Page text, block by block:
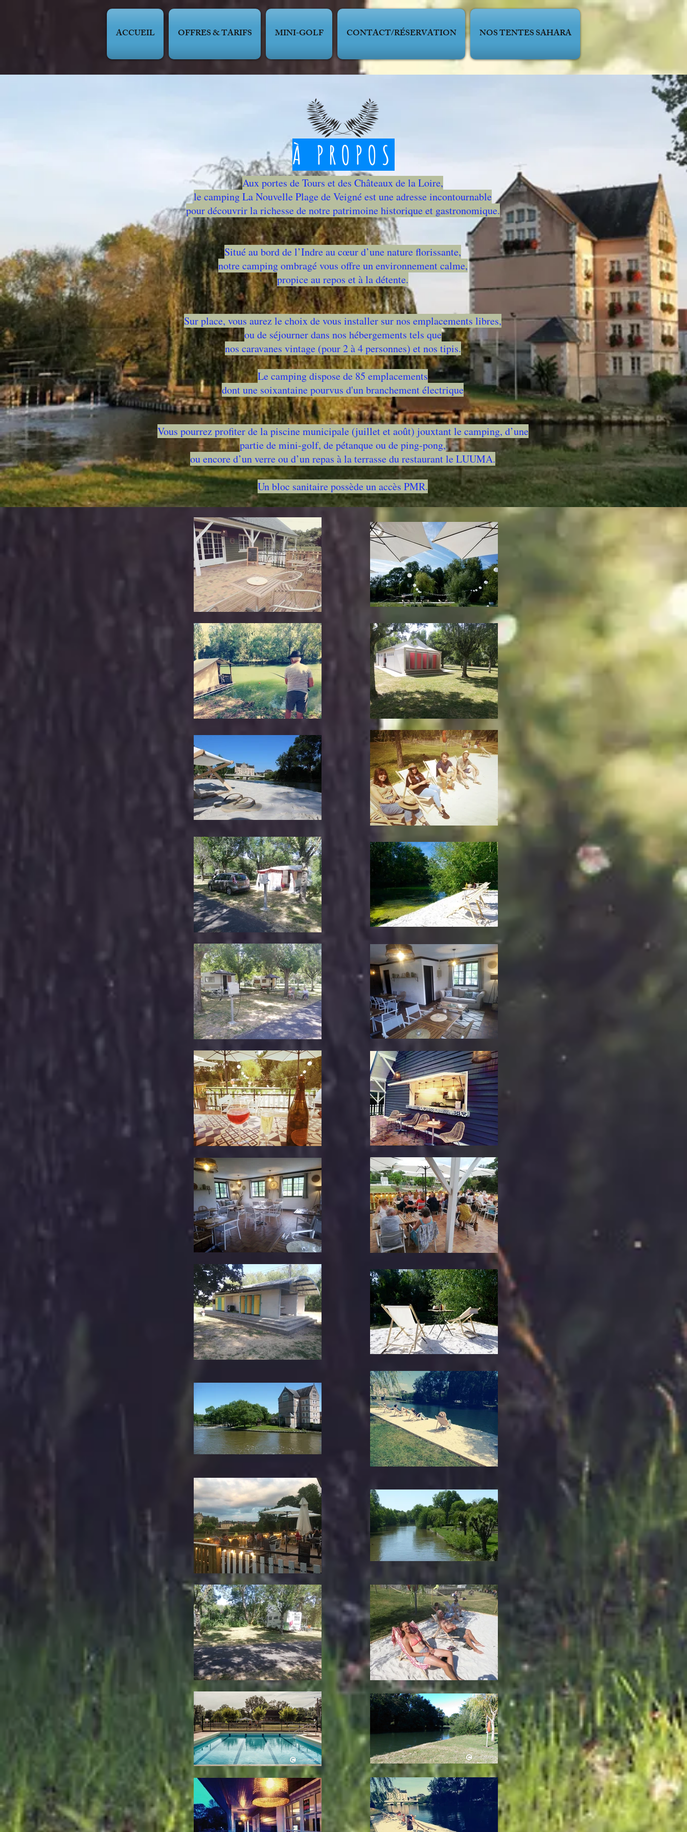
ACCUEIL OFFRES & TARIFS MINI-GOLF CONTACT/RÉSERVATION NOS TENTES SAHARA
À PROPOS
Aux portes de Tours et des Châteaux de la Loire,
le camping La Nouvelle Plage de Veigné est une adresse incontournable
pour découvrir la richesse de notre patrimoine historique et gastronomique.
Situé au bord de l’Indre au cœur d’une nature florissante,
notre camping ombragé vous offre un environnement calme,
propice au repos et à la détente.
Sur place, vous aurez le choix de vous installer sur nos emplacements libres,
ou de séjourner dans nos hébergements tels que
nos caravanes vintage (pour 2 à 4 personnes) et nos tipis.
Le camping dispose de 85 emplacements
dont une soixantaine pourvus d'un branchement électrique
Vous pourrez profiter de la piscine municipale (juillet et août) jouxtant le camping, d’une
partie de mini-golf, de pétanque ou de ping-pong,
ou encore d’un verre ou d’un repas à la terrasse du restaurant le LUUMA.
Un bloc sanitaire possède un accès PMR.